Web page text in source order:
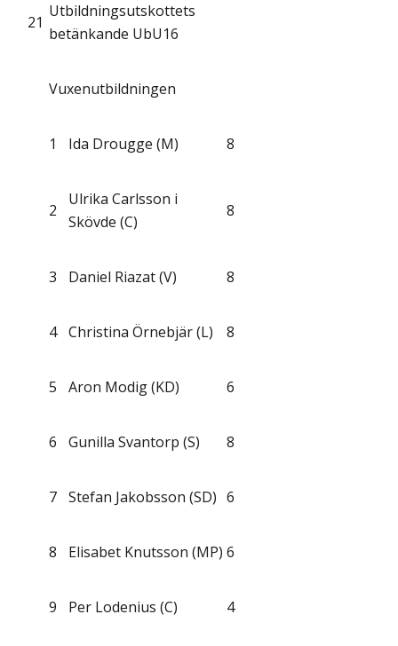
21
Utbildningsutskottets
betänkande UbU16
Vuxenutbildningen
1 Ida Drougge (M) 8
2
Ulrika Carlsson i
Skövde (C)
8
3 Daniel Riazat (V) 8
4 Christina Örnebjär (L) 8
5 Aron Modig (KD) 6
6 Gunilla Svantorp (S) 8
7 Stefan Jakobsson (SD) 6
8 Elisabet Knutsson (MP) 6
9 Per Lodenius (C) 4